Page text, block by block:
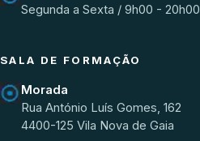
Segunda a Sexta / 9h00 - 20h00
SALA DE FORMAÇÃO
Morada
Rua António Luís Gomes, 162
4400-125 Vila Nova de Gaia